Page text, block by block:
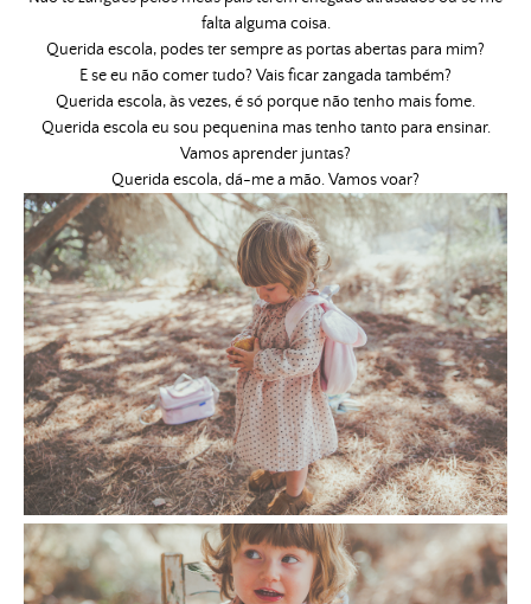
falta alguma coisa.
Querida escola, podes ter sempre as portas abertas para mim?
E se eu não comer tudo? Vais ficar zangada também?
Querida escola, às vezes, é só porque não tenho mais fome.
Querida escola eu sou pequenina mas tenho tanto para ensinar.
Vamos aprender juntas?
Querida escola, dá-me a mão. Vamos voar?